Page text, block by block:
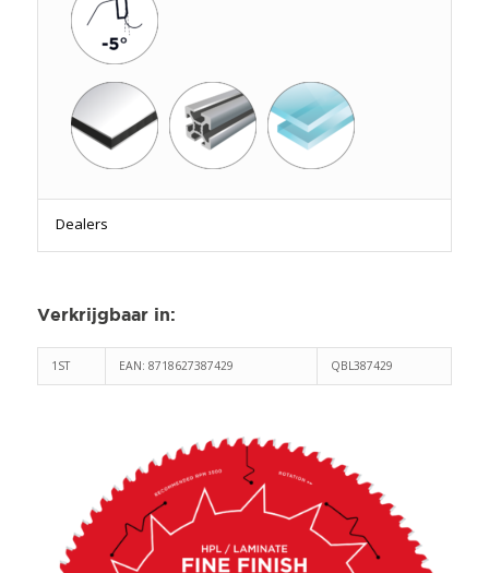
Dealers
Verkrijgbaar in:
1ST EAN: 8718627387429 QBL387429